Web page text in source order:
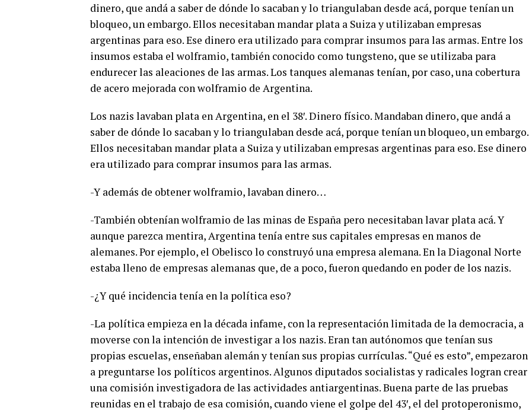
dinero, que andá a saber de dónde lo sacaban y lo triangulaban desde acá, porque tenían un
bloqueo, un embargo. Ellos necesitaban mandar plata a Suiza y utilizaban empresas
argentinas para eso. Ese dinero era utilizado para comprar insumos para las armas. Entre los
insumos estaba el wolframio, también conocido como tungsteno, que se utilizaba para
endurecer las aleaciones de las armas. Los tanques alemanas tenían, por caso, una cobertura
de acero mejorada con wolframio de Argentina.
Los nazis lavaban plata en Argentina, en el 38′. Dinero físico. Mandaban dinero, que andá a
saber de dónde lo sacaban y lo triangulaban desde acá, porque tenían un bloqueo, un embargo.
Ellos necesitaban mandar plata a Suiza y utilizaban empresas argentinas para eso. Ese dinero
era utilizado para comprar insumos para las armas.
-Y además de obtener wolframio, lavaban dinero…
-También obtenían wolframio de las minas de España pero necesitaban lavar plata acá. Y
aunque parezca mentira, Argentina tenía entre sus capitales empresas en manos de
alemanes. Por ejemplo, el Obelisco lo construyó una empresa alemana. En la Diagonal Norte
estaba lleno de empresas alemanas que, de a poco, fueron quedando en poder de los nazis.
-¿Y qué incidencia tenía en la política eso?
-La política empieza en la década infame, con la representación limitada de la democracia, a
moverse con la intención de investigar a los nazis. Eran tan autónomos que tenían sus
propias escuelas, enseñaban alemán y tenían sus propias currículas. “Qué es esto”, empezaron
a preguntarse los políticos argentinos. Algunos diputados socialistas y radicales logran crear
una comisión investigadora de las actividades antiargentinas. Buena parte de las pruebas
reunidas en el trabajo de esa comisión, cuando viene el golpe del 43′, el del protoperonismo,